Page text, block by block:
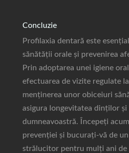
Concluzie
Profilaxia dentară este
sănătății orale și prevenirea
Prin adoptarea unei igiene
efectuarea de vizite regulate
menținerea unor obiceiuri
asigura longevitatea dinților
dumneavoastră. Începeți
prevenției și bucurați-vă de
strălucitor pentru mulți ani de